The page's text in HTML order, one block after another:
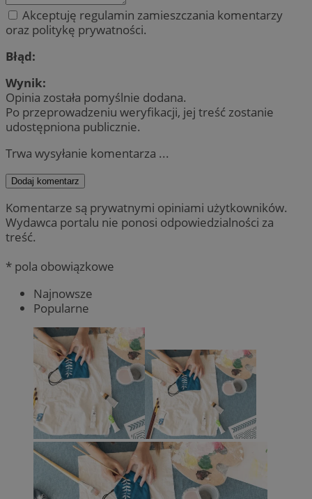
Akceptuję regulamin zamieszczania komentarzy
oraz politykę prywatności.
Błąd:
Wynik:
Opinia została pomyślnie dodana.
Po przeprowadzeniu weryfikacji, jej treść zostanie
udostępniona publicznie.
Trwa wysyłanie komentarza ...
Dodaj komentarz
Komentarze są prywatnymi opiniami użytkowników.
Wydawca portalu nie ponosi odpowiedzialności za
treść.
* pola obowiązkowe
Najnowsze
Popularne